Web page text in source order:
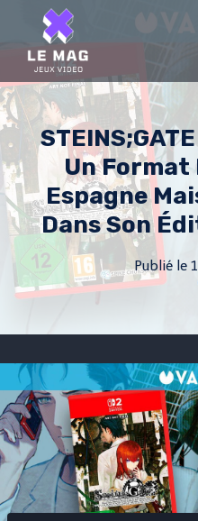
content
Un Format
Espagne
Dans Son
Publié le